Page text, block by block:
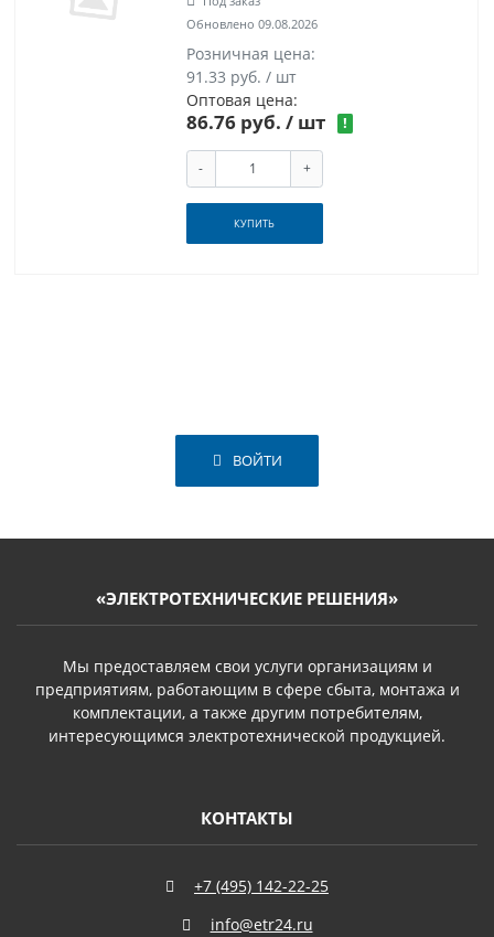
Обновлено 09.08.2026
Розничная цена:
91.33 руб. / шт
Оптовая цена:
86.76 руб. / шт !
- +
КУПИТЬ
ВОЙТИ
«ЭЛЕКТРОТЕХНИЧЕСКИЕ РЕШЕНИЯ»
Мы предоставляем свои услуги организациям и
предприятиям, работающим в сфере сбыта, монтажа и
комплектации, а также другим потребителям,
интересующимся электротехнической продукцией.
КОНТАКТЫ
+7 (495) 142-22-25
info@etr24.ru